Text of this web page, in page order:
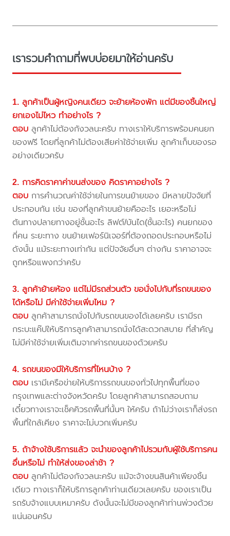
เรารวมคำถามที่พบบ่อยมาให้อ่านครับ
1. ลูกค้าเป็นผู้หญิงคนเดียว จะย้ายห้องพัก แต่มีของชิ้นใหญ่
ยกเองไม่ไหว ทำอย่างไร ?
ตอบ ลูกค้าไม่ต้องกังวลนะครับ ทางเราให้บริการพร้อมคนยก
ของฟรี โดยที่ลูกค้าไม่ต้องเสียค่าใช้จ่ายเพิ่ม ลูกค้าเก็บของรอ
อย่างเดียวครับ
2. การคิดราคาค่าขนส่งของ คิดราคาอย่างไร ?
ตอบ การคำนวณค่าใช้จ่ายในการขนย้ายของ มีหลายปัจจัยที่
ประกอบกัน เช่น ของที่ลูกค้าขนย้ายคืออะไร เยอะหรือไม่
ต้นทางปลายทางอยู่ชั้นอะไร ลิฟต์/บันได(ชั้นอะไร) คนยกของ
กี่คน ระยะทาง ขนย้ายเฟอร์นิเจอร์ที่ต้องถอดประกอบหรือไม่
ดังนั้น แม้ระยะทางเท่ากัน แต่ปัจจัยอื่นๆ ต่างกัน ราคาอาจจะ
ถูกหรือแพงกว่าครับ
3. ลูกค้าย้ายห้อง แต่ไม่มีรถส่วนตัว ขอนั่งไปกับที่รถขนของ
ได้หรือไม่ มีค่าใช้จ่ายเพิ่มไหม ?
ตอบ ลูกค้าสามารถนั่งไปกับรถขนของได้เลยครับ เรามีรถ
กระบะแค๊ปให้บริการลูกค้าสามารถนั่งได้สะดวกสบาย ที่สำคัญ
ไม่มีค่าใช้จ่ายเพิ่มเติมจากค่ารถขนของด้วยครับ
4. รถขนของมีให้บริการที่ไหนบ้าง ?
ตอบ เรามีเครือข่ายให้บริการรถขนของทั่วไปทุกพื้นที่ของ
กรุงเทพและต่างจังหวัดครับ โดยลูกค้าสามารถสอบถาม
เดี๋ยวทางเราจะเช็คคิวรถพื้นที่นั้นๆ ให้ครับ ถ้าไม่ว่างเราก็ส่งรถ
พื้นที่ใกล้เคียง ราคาจะไม่บวกเพิ่มครับ
5. ถ้าจ้างใช้บริการแล้ว จะนำของลูกค้าไปรวมกับผู้ใช้บริการคน
อื่นหรือไม่ ทำให้ส่งของล่าช้า ?
ตอบ ลูกค้าไม่ต้องกังวลนะครับ แม้จะจ้างขนสินค้าเพียงชิ้น
เดียว ทางเราก็ให้บริการลูกค้าท่านเดียวเลยครับ ของเราเป็น
รถรับจ้างแบบเหมาครับ ดังนั้นจะไม่มีของลูกค้าท่านพ่วงด้วย
แน่นอนครับ